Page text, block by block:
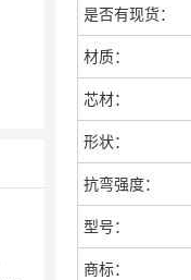
是否有现货：
材质：
芯材：
形状：
抗弯强度：
型号：
商标：